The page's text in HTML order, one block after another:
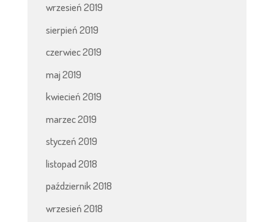
wrzesień 2019
sierpień 2019
czerwiec 2019
maj 2019
kwiecień 2019
marzec 2019
styczeń 2019
listopad 2018
październik 2018
wrzesień 2018